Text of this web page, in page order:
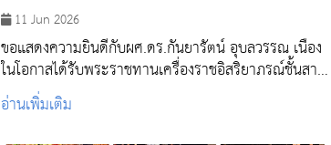
11 Jun 2026
ขอแสดงความยินดีกับผศ.ดร.กันยารัตน์ อุบลวรรณ เนื่อง
ในโอกาสได้รับพระราชทานเครื่องราชอิสริยาภรณ์ชั้นสาย
สะพายประถมาภรณ์มงกุฎไทย
อ่านเพิ่มเติม